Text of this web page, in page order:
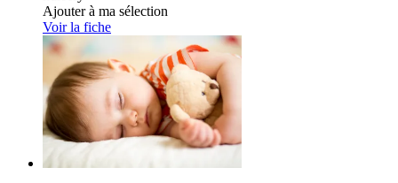
Ajouter à ma sélection
Voir la fiche